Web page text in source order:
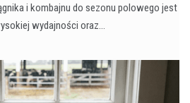
i kombajnu do sezonu polowego jest
wydajności oraz…